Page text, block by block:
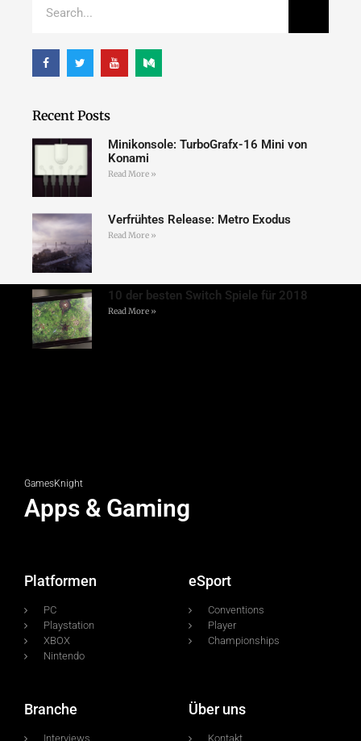
Recent Posts
Minikonsole: TurboGrafx-16 Mini von
Konami
Read More »
Verfrühtes Release: Metro Exodus
Read More »
10 der besten Switch Spiele für 2018
Read More »
GamesKnight
Apps & Gaming
Platformen
PC
Playstation
XBOX
Nintendo
eSport
Conventions
Player
Championships
Branche
Interviews
Über uns
Kontakt